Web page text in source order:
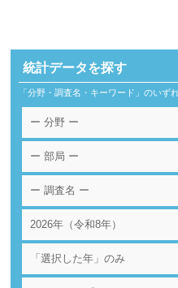
統計データを探す
「分野・調査名・キーワード」のいず